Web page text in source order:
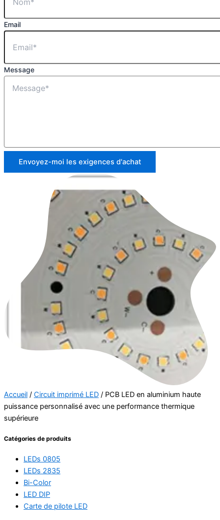
Email
Message
Envoyez-moi les exigences d'achat
Accueil / Circuit imprimé LED / PCB LED en aluminium haute
puissance personnalisé avec une performance thermique
supérieure
Catégories de produits
LEDs 0805
LEDs 2835
Bi-Color
LED DIP
Carte de pilote LED